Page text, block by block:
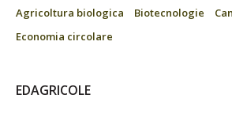
Agricoltura biologica
Biotecnologie
Economia circolare
EDAGRICOLE